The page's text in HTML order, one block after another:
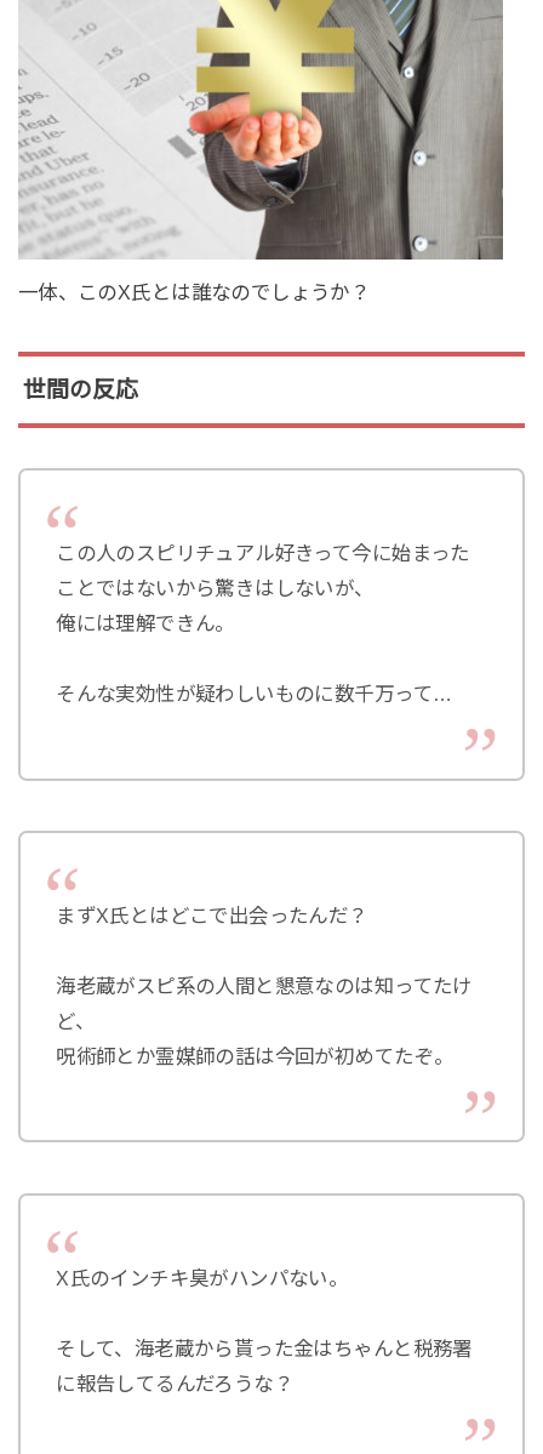
一体、このX氏とは誰なのでしょうか？
世間の反応
この人のスピリチュアル好きって今に始まった
ことではないから驚きはしないが、
俺には理解できん。
そんな実効性が疑わしいものに数千万って…
まずX氏とはどこで出会ったんだ？
海老蔵がスピ系の人間と懇意なのは知ってたけ
ど、
呪術師とか霊媒師の話は今回が初めてたぞ。
X氏のインチキ臭がハンパない。
そして、海老蔵から貰った金はちゃんと税務署
に報告してるんだろうな？